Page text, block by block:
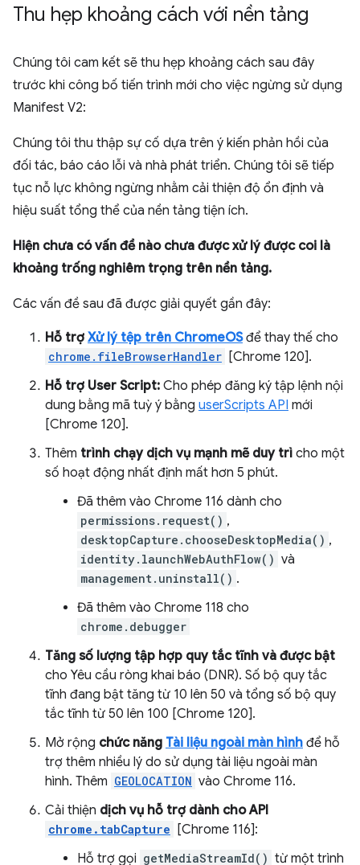
Thu hẹp khoảng cách với nền tảng
Chúng tôi cam kết sẽ thu hẹp khoảng cách sau đây
trước khi công bố tiến trình mới cho việc ngừng sử dụng
Manifest V2:
Chúng tôi thu thập sự cố dựa trên ý kiến phản hồi của
đối tác, báo cáo lỗi và nhà phát triển. Chúng tôi sẽ tiếp
tục nỗ lực không ngừng nhằm cải thiện độ ổn định và
hiệu suất tổng thể của nền tảng tiện ích.
Hiện chưa có vấn đề nào chưa được xử lý được coi là
khoảng trống nghiêm trọng trên nền tảng.
Các vấn đề sau đã được giải quyết gần đây:
Hỗ trợ Xử lý tệp trên ChromeOSđể thay thế cho
chrome.fileBrowserHandler [Chrome 120].
Hỗ trợ User Script: Cho phép đăng ký tập lệnh nội
dung bằng mã tuỳ ý bằng userScripts API mới
[Chrome 120].
Thêm trình chạy dịch vụ mạnh mẽ duy trì cho một
số hoạt động nhất định mất hơn 5 phút.
Đã thêm vào Chrome 116 dành cho
permissions.request() ,
desktopCapture.chooseDesktopMedia() ,
identity.launchWebAuthFlow() và
management.uninstall() .
Đã thêm vào Chrome 118 cho
chrome.debugger
Tăng số lượng tập hợp quy tắc tĩnh và được bật
cho Yêu cầu ròng khai báo (DNR). Số bộ quy tắc
tĩnh đang bật tăng từ 10 lên 50 và tổng số bộ quy
tắc tĩnh từ 50 lên 100 [Chrome 120].
Mở rộng chức năng Tài liệu ngoài màn hình để hỗ
trợ thêm nhiều lý do sử dụng tài liệu ngoài màn
hình. Thêm GEOLOCATION vào Chrome 116.
Cải thiện dịch vụ hỗ trợ dành cho API
chrome.tabCapture
[Chrome 116]:
Hỗ trợ gọi getMediaStreamId() từ một trình